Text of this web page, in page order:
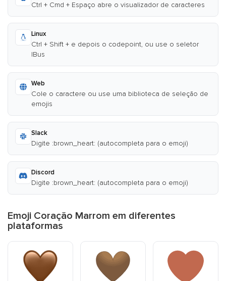
Ctrl + Cmd + Espaço abre o visualizador de caracteres
Linux
Ctrl + Shift + e depois o codepoint, ou use o seletor
IBus
Web
Cole o caractere ou use uma biblioteca de seleção de
emojis
Slack
Digite :brown_heart: (autocompleta para o emoji)
Discord
Digite :brown_heart: (autocompleta para o emoji)
Emoji Coração Marrom em diferentes
plataformas